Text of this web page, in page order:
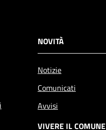
NOVITÀ
Notizie
Comunicati
Avvisi
VIVERE IL COMUNE